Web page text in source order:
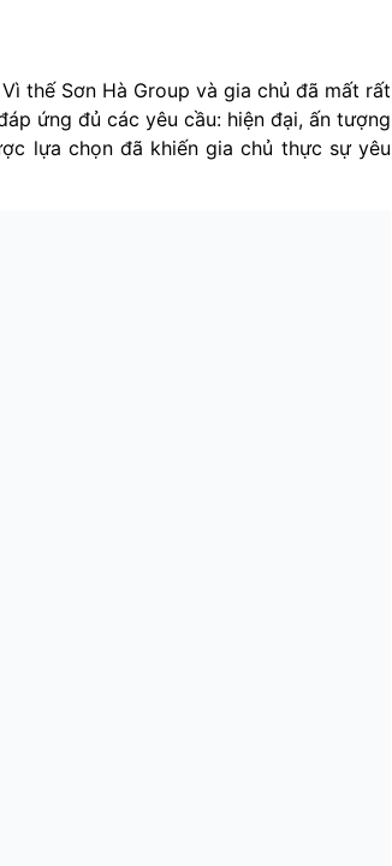
thế Sơn Hà Group và gia chủ đã mất rất
ứng đủ các yêu cầu: hiện đại, ấn tượng
lựa chọn đã khiến gia chủ thực sự yêu